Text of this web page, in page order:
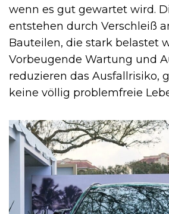
wenn es gut gewartet wird.
entstehen durch Verschleiß
Bauteilen, die stark belastet
Vorbeugende Wartung und
reduzieren das Ausfallrisiko,
keine völlig problemfreie